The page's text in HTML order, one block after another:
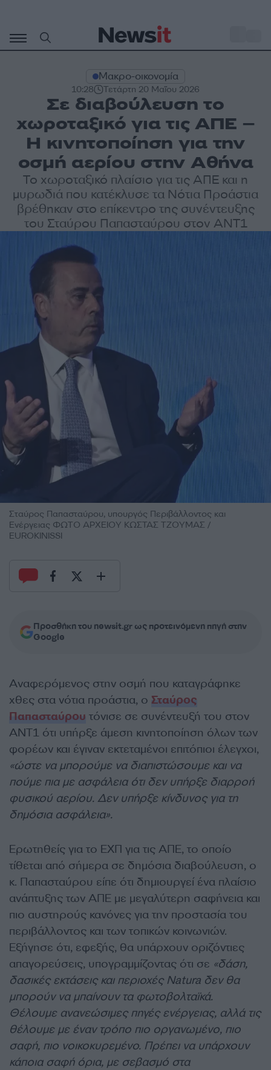
περιεχόμενο
Μακρο-οικονομία
10:28 Τετάρτη 20 Μαΐου 2026
Σε διαβούλευση το
χωροταξικό για τις ΑΠΕ –
Η κινητοποίηση για την
οσμή αερίου στην Αθήνα
Το χωροταξικό πλαίσιο για τις ΑΠΕ και η
μυρωδιά που κατέκλυσε τα Νότια Προάστια
βρέθηκαν στο επίκεντρο της συνέντευξης
του Σταύρου Παπασταύρου στον ΑΝΤ1
Σταύρος Παπασταύρου, υπουργός Περιβάλλοντος και
Ενέργειας ΦΩΤΟ ΑΡΧΕΙΟΥ ΚΩΣΤΑΣ ΤΖΟΥΜΑΣ /
EUROKINISSI
Προσθήκη του newsit.gr ως προτεινόμενη πηγή στην
Google
Αναφερόμενος στην οσμή που καταγράφηκε
χθες στα νότια προάστια, ο Σταύρος
Παπασταύρου τόνισε σε συνέντευξή του στον
ΑΝΤ1 ότι υπήρξε άμεση κινητοποίηση όλων των
φορέων και έγιναν εκτεταμένοι επιτόπιοι έλεγχοι,
«ώστε να μπορούμε να διαπιστώσουμε και να
πούμε πια με ασφάλεια ότι δεν υπήρξε διαρροή
φυσικού αερίου. Δεν υπήρξε κίνδυνος για τη
δημόσια ασφάλεια».
Ερωτηθείς για το ΕΧΠ για τις ΑΠΕ, το οποίο
τίθεται από σήμερα σε δημόσια διαβούλευση, ο
κ. Παπασταύρου είπε ότι δημιουργεί ένα πλαίσιο
ανάπτυξης των ΑΠΕ με μεγαλύτερη σαφήνεια και
πιο αυστηρούς κανόνες για την προστασία του
περιβάλλοντος και των τοπικών κοινωνιών.
Εξήγησε ότι, εφεξής, θα υπάρχουν οριζόντιες
απαγορεύσεις, υπογραμμίζοντας ότι σε «δάση,
δασικές εκτάσεις και περιοχές Natura δεν θα
μπορούν να μπαίνουν τα φωτοβολταϊκά.
Θέλουμε ανανεώσιμες πηγές ενέργειας, αλλά τις
θέλουμε με έναν τρόπο πιο οργανωμένο, πιο
σαφή, πιο νοικοκυρεμένο. Πρέπει να υπάρχουν
κάποια σαφή όρια, με σεβασμό στα